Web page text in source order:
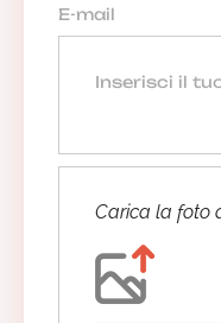
Carica la foto